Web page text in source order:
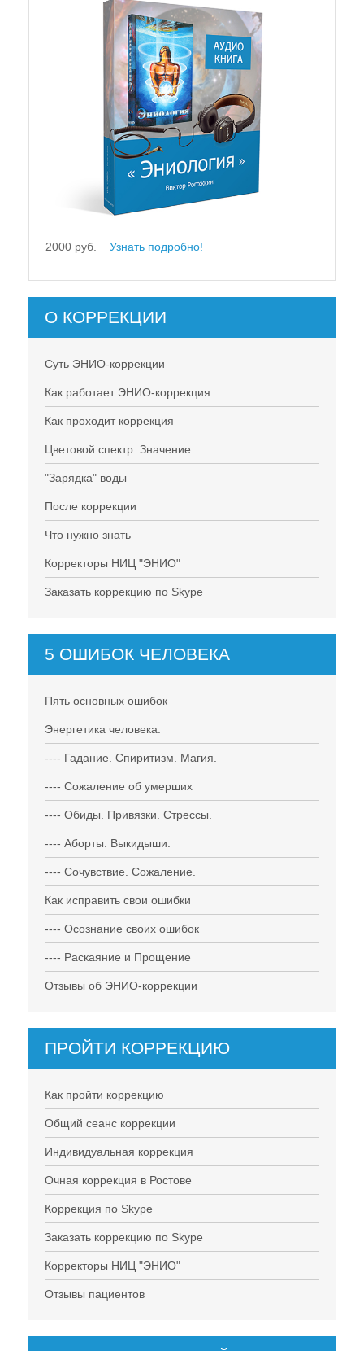
2000 руб. Узнать подробно!
О КОРРЕКЦИИ
Суть ЭНИО-коррекции
Как работает ЭНИО-коррекция
Как проходит коррекция
Цветовой спектр. Значение.
"Зарядка" воды
После коррекции
Что нужно знать
Корректоры НИЦ "ЭНИО"
Заказать коррекцию по Skype
5 ОШИБОК ЧЕЛОВЕКА
Пять основных ошибок
Энергетика человека.
---- Гадание. Спиритизм. Магия.
---- Сожаление об умерших
---- Обиды. Привязки. Стрессы.
---- Аборты. Выкидыши.
---- Сочувствие. Сожаление.
Как исправить свои ошибки
---- Осознание своих ошибок
---- Раскаяние и Прощение
Отзывы об ЭНИО-коррекции
ПРОЙТИ КОРРЕКЦИЮ
Как пройти коррекцию
Общий сеанс коррекции
Индивидуальная коррекция
Очная коррекция в Ростове
Коррекция по Skype
Заказать коррекцию по Skype
Корректоры НИЦ "ЭНИО"
Отзывы пациентов